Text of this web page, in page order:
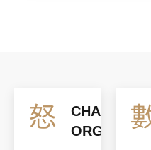
CHANTIER
ORGANISÉ